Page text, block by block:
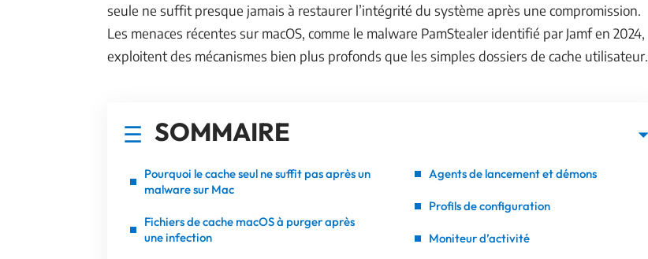
seule ne suffit presque jamais à restaurer l’intégrité du système après une compromission.
Les menaces récentes sur macOS, comme le malware PamStealer identifié par Jamf en 2024,
exploitent des mécanismes bien plus profonds que les simples dossiers de cache utilisateur.
SOMMAIRE
Pourquoi le cache seul ne suffit pas après un
malware sur Mac
Fichiers de cache macOS à purger après
une infection
Agents de lancement et démons
Profils de configuration
Moniteur d’activité